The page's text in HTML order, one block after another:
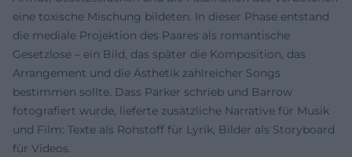
eine toxische Mischung bildeten. In dieser Phase entstand
die mediale Projektion des Paares als romantische
Gesetzlose – ein Bild, das später die Komposition, das
Arrangement und die Ästhetik zahlreicher Songs
bestimmen sollte. Dass Parker schrieb und Barrow
fotografiert wurde, lieferte zusätzliche Narrative für Musik
und Film: Texte als Rohstoff für Lyrik, Bilder als Storyboard
für Videos.